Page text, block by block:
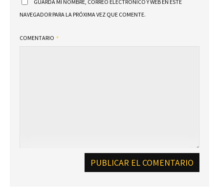
GUARDA MI NOMBRE, CORREO ELECTRÓNICO Y WEB EN ESTE
NAVEGADOR PARA LA PRÓXIMA VEZ QUE COMENTE.
COMENTARIO